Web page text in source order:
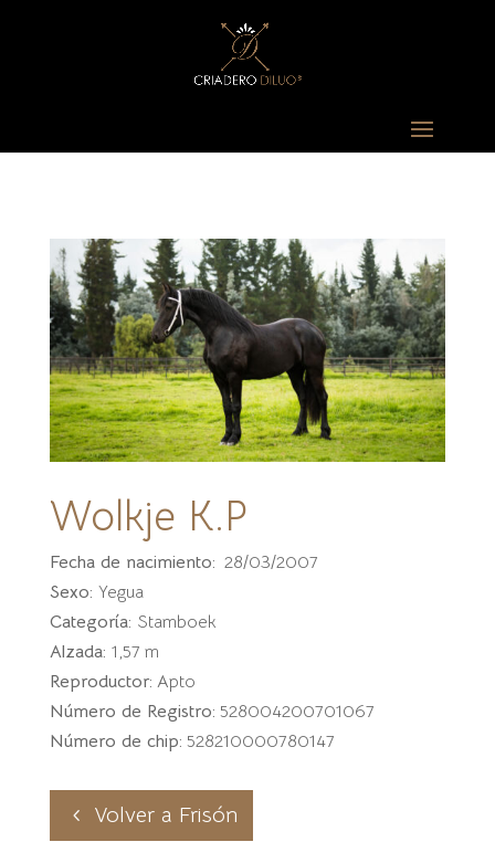
Wolkje K.P
Fecha de nacimiento: 28/03/2007
Sexo: Yegua
Categoría: Stamboek
Alzada: 1,57 m
Reproductor: Apto
Número de Registro: 528004200701067
Número de chip: 528210000780147
Volver a Frisón